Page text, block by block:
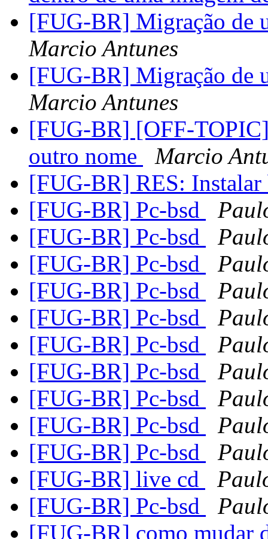
[FUG-BR] Migração de
Marcio Antunes
[FUG-BR] Migração de
Marcio Antunes
[FUG-BR] [OFF-
outro nome
Marcio
[FUG-BR] RES:
[FUG-BR] Pc-bsd
[FUG-BR] Pc-bsd
[FUG-BR] Pc-bsd
[FUG-BR] Pc-bsd
[FUG-BR] Pc-bsd
[FUG-BR] Pc-bsd
[FUG-BR] Pc-bsd
[FUG-BR] Pc-bsd
[FUG-BR] Pc-bsd
[FUG-BR] Pc-bsd
[FUG-BR] live cd
[FUG-BR] Pc-bsd
[FUG-BR] como mudar